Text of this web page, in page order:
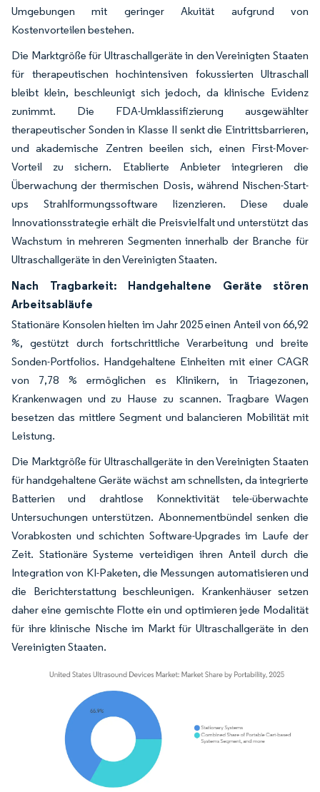
Umgebungen mit geringer Akuität aufgrund von
Kostenvorteilen bestehen.
Die Marktgröße für Ultraschallgeräte in den Vereinigten Staaten
für therapeutischen hochintensiven fokussierten Ultraschall
bleibt klein, beschleunigt sich jedoch, da klinische Evidenz
zunimmt. Die FDA-Umklassifizierung ausgewählter
therapeutischer Sonden in Klasse II senkt die Eintrittsbarrieren,
und akademische Zentren beeilen sich, einen First-Mover-
Vorteil zu sichern. Etablierte Anbieter integrieren die
Überwachung der thermischen Dosis, während Nischen-Start-
ups Strahlformungssoftware lizenzieren. Diese duale
Innovationsstrategie erhält die Preisvielfalt und unterstützt das
Wachstum in mehreren Segmenten innerhalb der Branche für
Ultraschallgeräte in den Vereinigten Staaten.
Nach Tragbarkeit: Handgehaltene Geräte stören
Arbeitsabläufe
Stationäre Konsolen hielten im Jahr 2025 einen Anteil von 66,92
%, gestützt durch fortschrittliche Verarbeitung und breite
Sonden-Portfolios. Handgehaltene Einheiten mit einer CAGR
von 7,78 % ermöglichen es Klinikern, in Triagezonen,
Krankenwagen und zu Hause zu scannen. Tragbare Wagen
besetzen das mittlere Segment und balancieren Mobilität mit
Leistung.
Die Marktgröße für Ultraschallgeräte in den Vereinigten Staaten
für handgehaltene Geräte wächst am schnellsten, da integrierte
Batterien und drahtlose Konnektivität tele-überwachte
Untersuchungen unterstützen. Abonnementbündel senken die
Vorabkosten und schichten Software-Upgrades im Laufe der
Zeit. Stationäre Systeme verteidigen ihren Anteil durch die
Integration von KI-Paketen, die Messungen automatisieren und
die Berichterstattung beschleunigen. Krankenhäuser setzen
daher eine gemischte Flotte ein und optimieren jede Modalität
für ihre klinische Nische im Markt für Ultraschallgeräte in den
Vereinigten Staaten.